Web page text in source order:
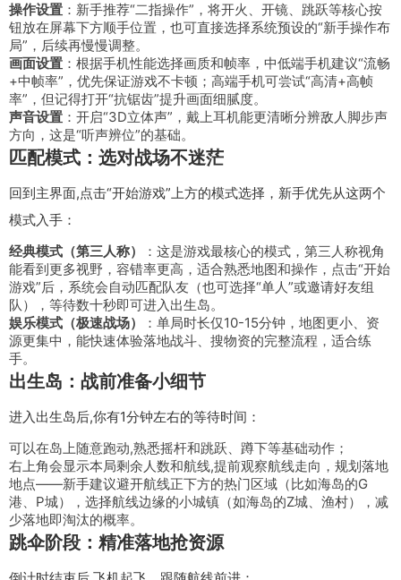
操作设置 ：新手推荐“二指操作”，将开火、开镜、跳跃等核心按
钮放在屏幕下方顺手位置，也可直接选择系统预设的“新手操作布
局”，后续再慢慢调整。
画面设置 ：根据手机性能选择画质和帧率，中低端手机建议“流畅
+中帧率”，优先保证游戏不卡顿；高端手机可尝试“高清+高帧
率”，但记得打开“抗锯齿”提升画面细腻度。
声音设置 ：开启“3D立体声”，戴上耳机能更清晰分辨敌人脚步声
方向，这是“听声辨位”的基础。
匹配模式：选对战场不迷茫
回到主界面,点击“开始游戏”上方的模式选择，新手优先从这两个
模式入手：
经典模式（第三人称）
：这是游戏最核心的模式，第三人称视角
能看到更多视野，容错率更高，适合熟悉地图和操作，点击“开始
游戏”后，系统会自动匹配队友（也可选择“单人”或邀请好友组
队），等待数十秒即可进入出生岛。
娱乐模式（极速战场）
：单局时长仅10-15分钟，地图更小、资
源更集中，能快速体验落地战斗、搜物资的完整流程，适合练
手。
出生岛：战前准备小细节
进入出生岛后,你有1分钟左右的等待时间：
可以在岛上随意跑动,熟悉摇杆和跳跃、蹲下等基础动作；
右上角会显示本局剩余人数和航线,提前观察航线走向，规划落地
地点——新手建议避开航线正下方的热门区域（比如海岛的G
港、P城），选择航线边缘的小城镇（如海岛的Z城、渔村），减
少落地即淘汰的概率。
跳伞阶段：精准落地抢资源